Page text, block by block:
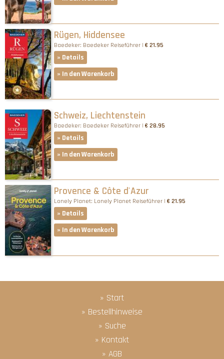
Rügen, Hiddensee
Baedeker: Baedeker Reiseführer |€ 21.95
» Details
» In den Warenkorb
Schweiz, Liechtenstein
Baedeker: Baedeker Reiseführer |€ 28.95
» Details
» In den Warenkorb
Provence & Côte d'Azur
Lonely Planet: Lonely Planet Reiseführer |€ 21.95
» Details
» In den Warenkorb
» Start
» Bestellhinweise
» Suche
» Kontakt
» AGB